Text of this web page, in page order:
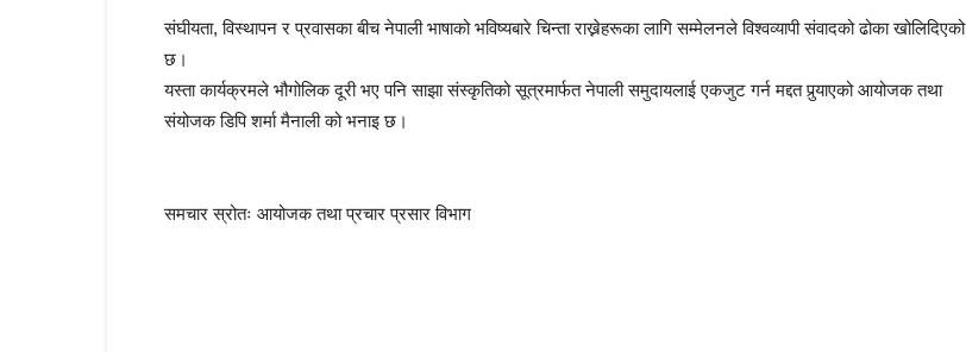
संघीयता, विस्थापन र प्रवासका बीच नेपाली भाषाको भविष्यबारे चिन्ता राख्नेहरूका लागि सम्मेलनले विश्वव्यापी संवादको ढोका खोलिदिएको
छ।
यस्ता कार्यक्रमले भौगोलिक दूरी भए पनि साझा संस्कृतिको सूत्रमार्फत नेपाली समुदायलाई एकजुट गर्न मद्दत पुर्‍याएको आयोजक तथा
संयोजक डिपि शर्मा मैनाली को भनाइ छ।
समचार स्रोतः आयोजक तथा प्रचार प्रसार विभाग